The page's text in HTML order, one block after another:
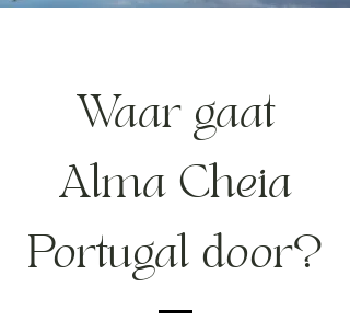
Waar gaat
Alma Cheia
Portugal door?